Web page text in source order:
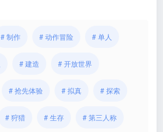
# 制作 # 动作冒险 # 单人
# 建造 # 开放世界
# 抢先体验 # 拟真 # 探索
# 狩猎 # 生存 # 第三人称